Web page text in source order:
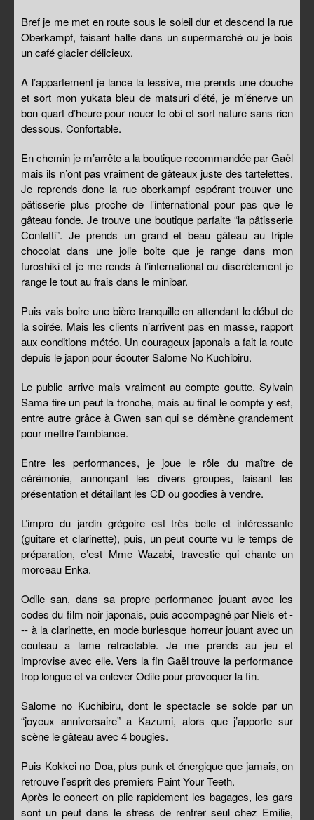
Bref je me met en route sous le soleil dur et descend la rue
Oberkampf, faisant halte dans un supermarché ou je bois
un café glacier délicieux.
A l’appartement je lance la lessive, me prends une douche
et sort mon yukata bleu de matsuri d’été, je m’énerve un
bon quart d’heure pour nouer le obi et sort nature sans rien
dessous. Confortable.
En chemin je m’arrête a la boutique recommandée par Gaël
mais ils n’ont pas vraiment de gâteaux juste des tartelettes.
Je reprends donc la rue oberkampf espérant trouver une
pâtisserie plus proche de l’international pour pas que le
gâteau fonde. Je trouve une boutique parfaite “la pâtisserie
Confetti”. Je prends un grand et beau gâteau au triple
chocolat dans une jolie boite que je range dans mon
furoshiki et je me rends à l’international ou discrètement je
range le tout au frais dans le minibar.
Puis vais boire une bière tranquille en attendant le début de
la soirée. Mais les clients n’arrivent pas en masse, rapport
aux conditions météo. Un courageux japonais a fait la route
depuis le japon pour écouter Salome No Kuchibiru.
Le public arrive mais vraiment au compte goutte. Sylvain
Sama tire un peut la tronche, mais au final le compte y est,
entre autre grâce à Gwen san qui se démène grandement
pour mettre l’ambiance.
Entre les performances, je joue le rôle du maître de
cérémonie, annonçant les divers groupes, faisant les
présentation et détaillant les CD ou goodies à vendre.
L’impro du jardin grégoire est très belle et intéressante
(guitare et clarinette), puis, un peut courte vu le temps de
préparation, c’est Mme Wazabi, travestie qui chante un
morceau Enka.
Odile san, dans sa propre performance jouant avec les
codes du film noir japonais, puis accompagné par Niels et -
-- à la clarinette, en mode burlesque horreur jouant avec un
couteau a lame retractable. Je me prends au jeu et
improvise avec elle. Vers la fin Gaël trouve la performance
trop longue et va enlever Odile pour provoquer la fin.
Salome no Kuchibiru, dont le spectacle se solde par un
“joyeux anniversaire” a Kazumi, alors que j’apporte sur
scène le gâteau avec 4 bougies.
Puis Kokkei no Doa, plus punk et énergique que jamais, on
retrouve l’esprit des premiers Paint Your Teeth.
Après le concert on plie rapidement les bagages, les gars
sont un peut dans le stress de rentrer seul chez Emilie,